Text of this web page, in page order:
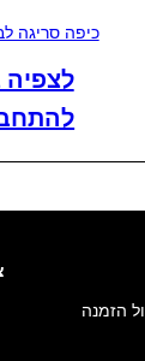
כיפה סריגה
הזמנה